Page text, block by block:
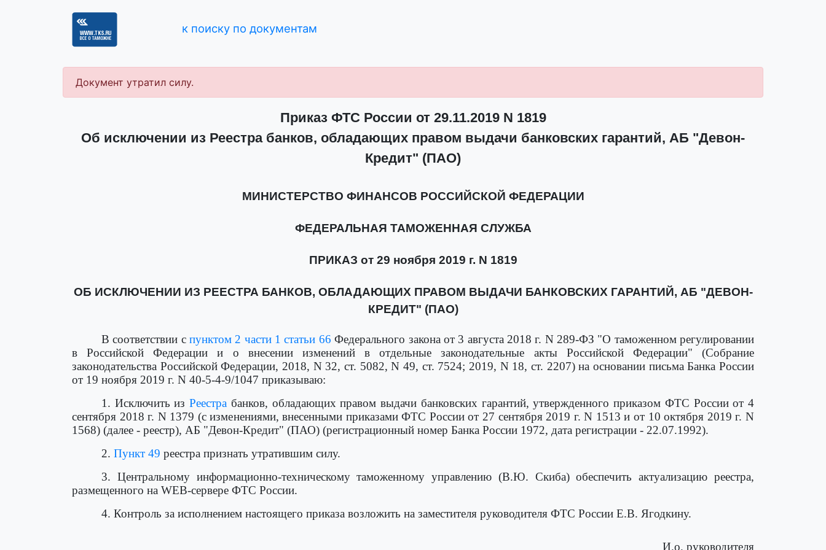
к поиску по документам
Документ утратил силу.
Приказ ФТС России от 29.11.2019 N 1819
Об исключении из Реестра банков, обладающих правом выдачи банковских гарантий, АБ "Девон-
Кредит" (ПАО)
МИНИСТЕРСТВО ФИНАНСОВ РОССИЙСКОЙ ФЕДЕРАЦИИ
ФЕДЕРАЛЬНАЯ ТАМОЖЕННАЯ СЛУЖБА
ПРИКАЗ от 29 ноября 2019 г. N 1819
ОБ ИСКЛЮЧЕНИИ ИЗ РЕЕСТРА БАНКОВ, ОБЛАДАЮЩИХ ПРАВОМ ВЫДАЧИ БАНКОВСКИХ ГАРАНТИЙ, АБ "ДЕВОН-
КРЕДИТ" (ПАО)
В соответствии спунктом 2 части 1 статьи 66 Федерального закона от 3 августа 2018 г. N 289-ФЗ "О таможенном регулировании
в Российской Федерации и о внесении изменений в отдельные законодательные акты Российской Федерации" (Собрание
законодательства Российской Федерации, 2018, N 32, ст. 5082, N 49, ст. 7524; 2019, N 18, ст. 2207) на основании письма Банка России
от 19 ноября 2019 г. N 40-5-4-9/1047 приказываю:
1. Исключить изРеестра банков, обладающих правом выдачи банковских гарантий, утвержденного приказом ФТС России от 4
сентября 2018 г. N 1379 (с изменениями, внесенными приказами ФТС России от 27 сентября 2019 г. N 1513 и от 10 октября 2019 г. N
1568) (далее - реестр), АБ "Девон-Кредит" (ПАО) (регистрационный номер Банка России 1972, дата регистрации - 22.07.1992).
2. Пункт 49 реестра признать утратившим силу.
3. Центральному информационно-техническому таможенному управлению (В.Ю. Скиба) обеспечить актуализацию реестра,
размещенного на WEB-сервере ФТС России.
4. Контроль за исполнением настоящего приказа возложить на заместителя руководителя ФТС России Е.В. Ягодкину.
И.о. руководителя